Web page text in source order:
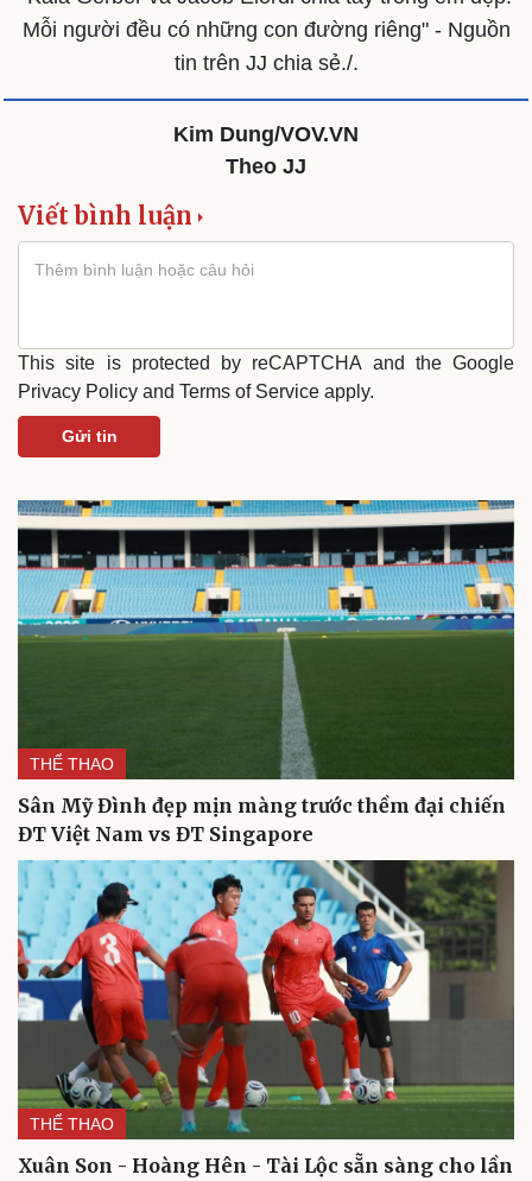
Sân khấu - Điện ảnh
Văn học
Âm nhạc
Di sản
Nghệ sĩ
Thời trang
Mỗi người đều có những con đường riêng" - Nguồn
tin trên JJ chia sẻ./.
Kim Dung/VOV.VN
Theo JJ
Viết bình luận
This site is protected by reCAPTCHA and the Google
Privacy Policy and Terms of Service apply.
Gửi tin
THỂ THAO
Sân Mỹ Đình đẹp mịn màng trước thềm đại chiến
ĐT Việt Nam vs ĐT Singapore
THỂ THAO
Xuân Son - Hoàng Hên - Tài Lộc sẵn sàng cho lần